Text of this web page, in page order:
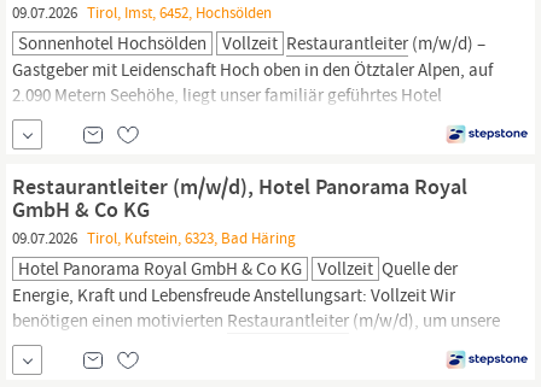
09.07.2026 Tirol, Imst, 6452, Hochsölden
Sonnenhotel Hochsölden Vollzeit Restaurantleiter(m/w/d) –
Gastgeber mit Leidenschaft Hoch oben in den Ötztaler Alpen, auf
2.090 Metern Seehöhe, liegt unser familiär geführtes Hotel
Hochsölden – ein besonderer Rückzugsort für Genießer, Skifahrer
und Erholungssuchende. Für die kommende Wintersaison suchen
Restaurantleiter
Restaurantleiter (m/w/d), Hotel Panorama Royal
GmbH & Co KG
09.07.2026 Tirol, Kufstein, 6323, Bad Häring
Hotel Panorama Royal GmbH & Co KG Vollzeit Quelle der
Energie, Kraft und Lebensfreude Anstellungsart: Vollzeit Wir
benötigen einen motivierten Restaurantleiter (m/w/d), um unsere
Gäste mit Gaumenfreuden aus Küche und Keller zu verwöhnen.
Der gewöhnlich als Vorbild arbeitet und in der Lage ist, ein junges